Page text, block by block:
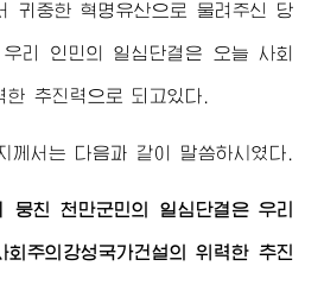
귀중한 혁명유산으로 물려주신 당
리 인민의 일심단결은 오늘 사회
추진력으로 되고있다.
께서는 다음과 같이 말씀하시였다.
뭉친 천만군민의 일심단결은 우리
주의강성국가건설의 위력한 추진